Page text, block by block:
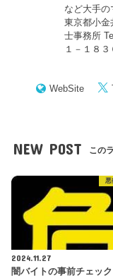
など大手の
東京都小金
士事務所
１－１８
WebSite
NEW POST この
悪
2024.11.27
闇バイトの事前チェッ